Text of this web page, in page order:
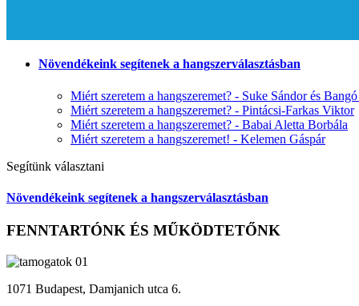
Növendékeink segítenek a hangszerválasztásban
Miért szeretem a hangszeremet? - Suke Sándor és
Miért szeretem a hangszeremet? - Pintácsi-Farkas Viktor
Miért szeretem a hangszeremet? - Babai Aletta Borbála
Miért szeretem a hangszeremet! - Kelemen Gáspár
Segítünk választani
Növendékeink segítenek a hangszerválasztásban
FENNTARTÓNK ÉS MŰKÖDTETŐNK
1071 Budapest, Damjanich utca 6.